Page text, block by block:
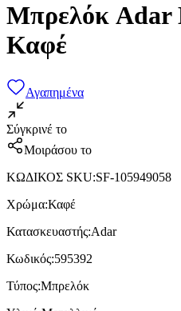
Μπρελόκ Adar
Καφέ
Αγαπημένα
Σύγκρινέ το
Μοιράσου το
ΚΩΔΙΚΟΣ SKU:SF-105949058
Χρώμα:Καφέ
Κατασκευαστής:Adar
Κωδικός:595392
Τύπος:Μπρελόκ